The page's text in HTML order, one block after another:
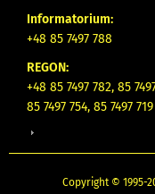
Informatorium:
+48 85 7497 788
REGON:
+48 85 7497 782, 85
85 7497 754, 85 7497 719
Copyright © 1995-